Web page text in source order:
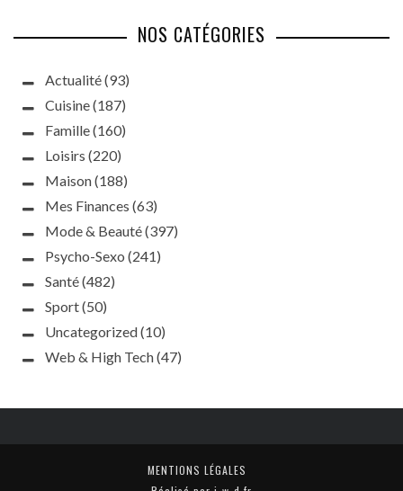
NOS CATÉGORIES
Actualité(93)
Cuisine(187)
Famille(160)
Loisirs (220)
Maison(188)
Mes Finances (63)
Mode & Beauté(397)
Psycho-Sexo (241)
Santé(482)
Sport(50)
Uncategorized(10)
Web & High Tech(47)
MENTIONS LÉGALES